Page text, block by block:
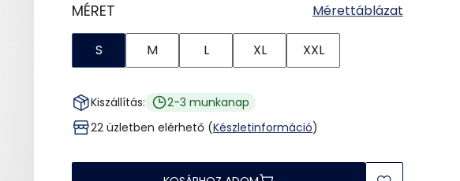
MÉRET Mérettáblázat
S M L XL XXL
Kiszállítás:
2-3 munkanap
22 üzletben elérhető (Készletinformáció)